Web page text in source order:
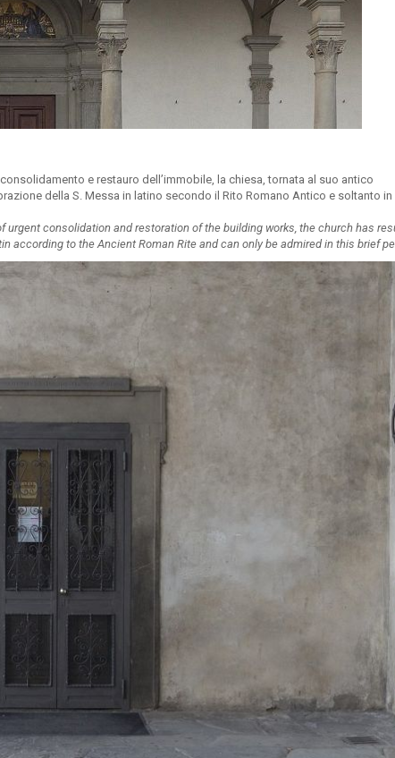
e restauro dell’immobile, la chiesa, tornata al suo antico
della S. Messa in latino secondo il Rito Romano Antico e soltanto in
consolidation and restoration of the building works, the church has
according to the Ancient Roman Rite and can only be admired in this brief